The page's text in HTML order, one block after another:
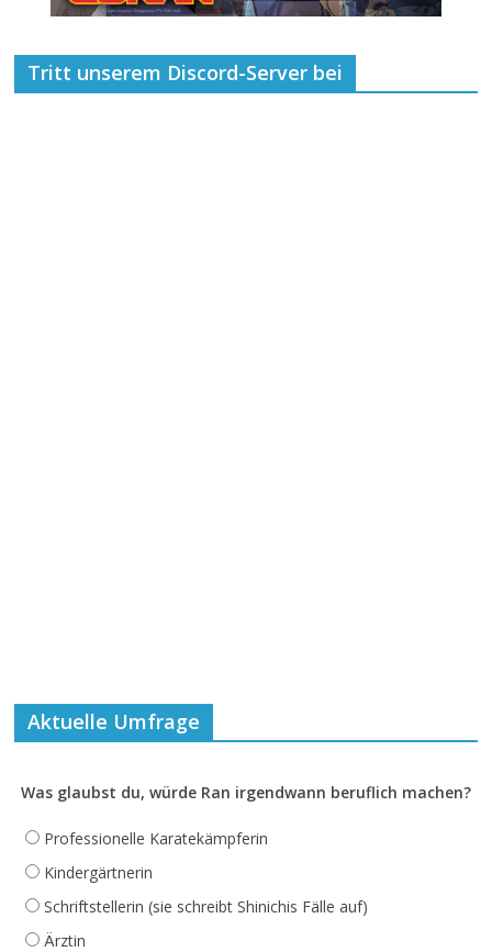
Tritt unserem Discord-Server bei
Aktuelle Umfrage
Was glaubst du, würde Ran irgendwann beruflich machen?
Professionelle Karatekämpferin
Kindergärtnerin
Schriftstellerin (sie schreibt Shinichis Fälle auf)
Ärztin